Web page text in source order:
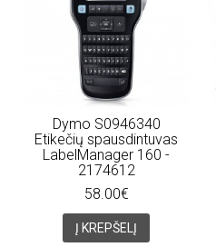
Dymo S0946340
Etikečių spausdintuvas
LabelManager 160 -
2174612
58.00€
Į KREPŠELĮ